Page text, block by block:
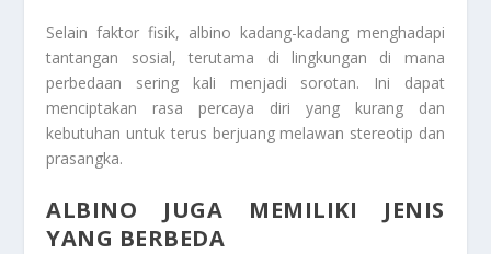
Selain faktor fisik, albino kadang-kadang menghadapi
tantangan sosial, terutama di lingkungan di mana
perbedaan sering kali menjadi sorotan. Ini dapat
menciptakan rasa percaya diri yang kurang dan
kebutuhan untuk terus berjuang melawan stereotip dan
prasangka.
ALBINO JUGA MEMILIKI JENIS
YANG BERBEDA